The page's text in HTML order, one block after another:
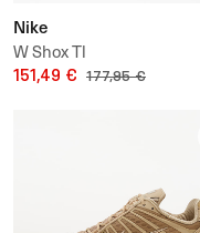
Nike
W Shox Tl
151,49 € 177,95 €